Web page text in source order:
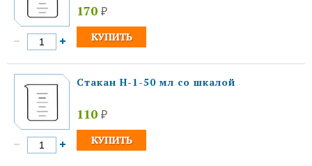
170 ₽
Стакан Н-1-50 мл со шкалой
110 ₽